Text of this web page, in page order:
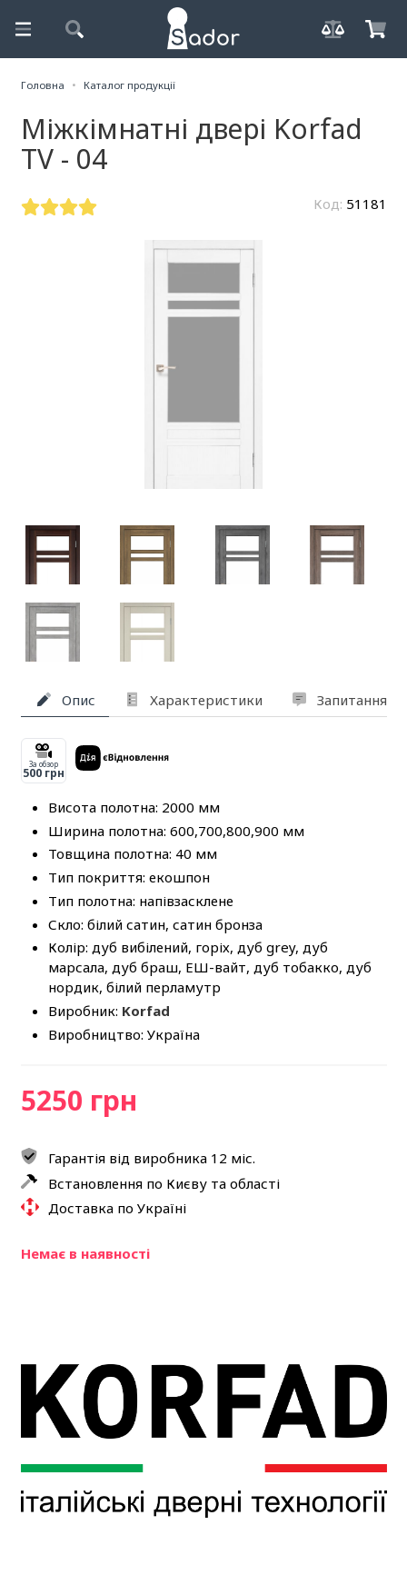
Головна Каталог продукції
Міжкімнатні двері Korfad
TV - 04
Код: 51181
Опис Характеристики Запитання
За обзор
500 грн
Висота полотна: 2000 мм
Ширина полотна: 600,700,800,900 мм
Товщина полотна: 40 мм
Тип покриття: екошпон
Тип полотна: напівзасклене
Скло: білий сатин, сатин бронза
Колір: дуб вибілений, горіх, дуб grey, дуб
марсала, дуб браш, ЕШ-вайт, дуб тобакко, дуб
нордик, білий перламутр
Виробник: Korfad
Виробництво: Україна
5250 грн
Гарантія від виробника 12 міс.
Встановлення по Києву та області
Доставка по Україні
Немає в наявності